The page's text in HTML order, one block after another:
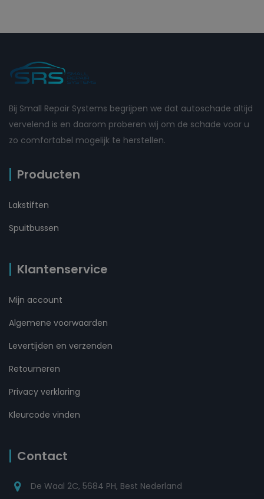
Bij Small Repair Systems begrijpen we dat autoschade altijd
vervelend is en daarom proberen wij om de schade voor u
zo comfortabel mogelijk te herstellen.
Producten
Lakstiften
Spuitbussen
Klantenservice
Mijn account
Algemene voorwaarden
Levertijden en verzenden
Retourneren
Privacy verklaring
Kleurcode vinden
Contact
De Waal 2C, 5684 PH, Best Nederland